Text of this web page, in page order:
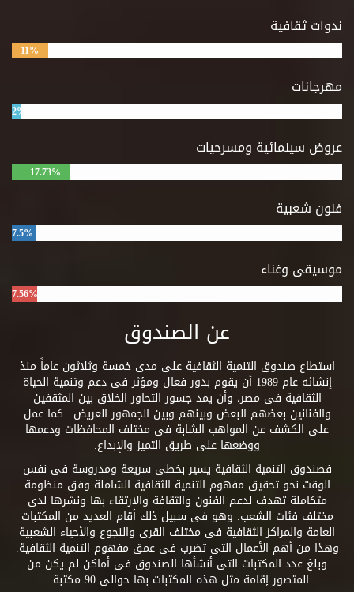
ندوات ثقافية
11%
مهرجانات
2%
عروض سينمائية ومسرحيات
17.73%
فنون شعبية
7.5%
موسيقى وغناء
7.56%
عن الصندوق
استطاع صندوق التنمية الثقافية على مدى خمسة وثلاثون عاماً منذ
إنشائه عام 1989 أن يقوم بدور فعال ومؤثر فى دعم وتنمية الحياة
الثقافية فى مصر، وأن يمد جسور التحاور الخلاق بين المثقفين
والفنانين بعضهم البعض وبينهم وبين الجمهور العريض ..كما عمل
على الكشف عن المواهب الشابة فى مختلف المحافظات ودعمها
ووضعها على طريق التميز والإبداع.
فصندوق التنمية الثقافية يسير بخطى سريعة ومدروسة فى نفس
الوقت نحو تحقيق مفهوم التنمية الثقافية الشاملة وفق منظومة
متكاملة تهدف لدعم الفنون والثقافة والارتقاء بها ونشرها لدى
مختلف فئات الشعب. وهو فى سبيل ذلك أقام العديد من المكتبات
العامة والمراكز الثقافية فى مختلف القرى والنجوع والأحياء الشعبية
وهذا من أهم الأعمال التى تضرب فى عمق مفهوم التنمية الثقافية.
وبلغ عدد المكتبات التى أنشأها الصندوق فى أماكن لم يكن من
المتصور إقامة مثل هذه المكتبات بها حوالى 90 مكتبة .